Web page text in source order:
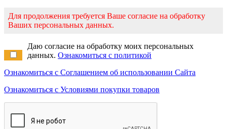
Для продолжения требуется Ваше согласие на обработку
Ваших персональных данных.
Даю согласие на обработку моих персональных
данных. Ознакомиться с политикой
Ознакомиться с Соглашением об использовании Сайта
Ознакомиться с Условиями покупки товаров